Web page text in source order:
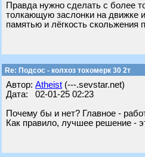
Правда нужно сделать с более
толкающую заслонки на движке и
памятью и лёгкость скольжения
Re: Подсос - колхоз тохомерк 30 2т
Автор: Atheist (---.sevstar.net)
Дата: 02-01-25 02:23
Почему бы и нет? Главное -
Как правило, лучшее решение -